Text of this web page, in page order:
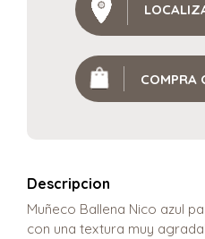
COMPRA
Descripcion
Muñeco Ballena Nico azul
con una textura muy